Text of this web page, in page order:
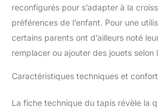
textures
de bébé
sens
miroir
reconfigurés pour s’adapter à la
préférences de l’enfant. Pour une
certains parents ont d’ailleurs noté
remplacer ou ajouter des jouets selon
Caractéristiques techniques et
La fiche technique du tapis révèle la